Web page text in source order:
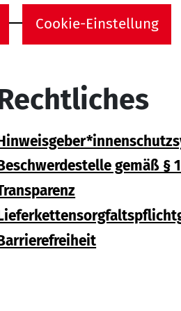
Cookie-Einstellung
gemäß §